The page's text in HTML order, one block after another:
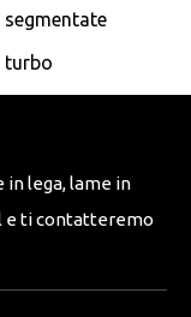
turbo
in lega, lame in
e ti contatteremo